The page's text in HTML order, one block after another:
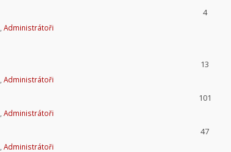
Administrátoři
4
Administrátoři
13
Administrátoři
101
Administrátoři
47